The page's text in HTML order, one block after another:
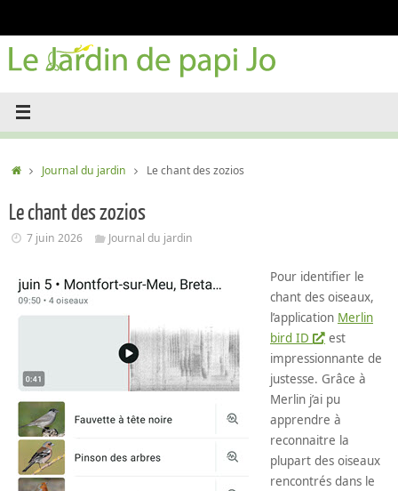
contenu
AccueilJournal du jardin Le chant des zozios
Le chant des zozios
7 juin 2026 Journal du jardin
Pour identifier le
chant des oiseaux,
l’application Merlin
bird ID
est
impressionnante de
justesse. Grâce à
Merlin j’ai pu
apprendre à
reconnaitre la
plupart des oiseaux
rencontrés dans le